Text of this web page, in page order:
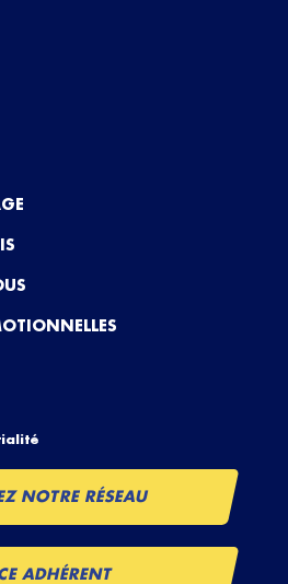
NOTRE RÉSEAU
ADHÉRENT